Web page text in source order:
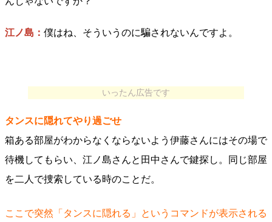
江ノ島： 僕はね、そういうのに騙されないんですよ。
いったん広告です
タンスに隠れてやり過ごせ
箱ある部屋がわからなくならないよう伊藤さんにはその場で
待機してもらい、江ノ島さんと田中さんで鍵探し。同じ部屋
を二人で捜索している時のことだ。
ここで突然「タンスに隠れる」というコマンドが表示される